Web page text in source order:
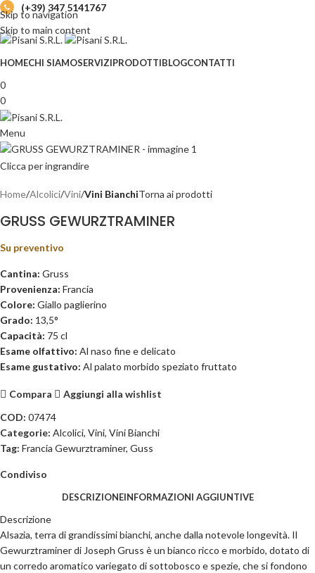
Skip to navigation
Skip to main content
(+39) 347 5141767
HOMECHI SIAMOSERVIZIPRODOTTIBLOGCONTATTI
0
0
Menu
Clicca per ingrandire
Home Alcolici Vini Vini BianchiTorna ai prodotti
GRUSS GEWURZTRAMINER
Su preventivo
Cantina: Gruss
Provenienza: Francia
Colore: Giallo paglierino
Grado: 13,5°
Capacità: 75 cl
Esame olfattivo: Al naso fine e delicato
Esame gustativo: Al palato morbido speziato fruttato
Compara
Aggiungi alla wishlist
COD: 07474
Categorie: Alcolici, Vini, Vini Bianchi
Tag: Francia Gewurztraminer, Guss
Condiviso
DESCRIZIONEINFORMAZIONI AGGIUNTIVE
Descrizione
Alsazia, terra di grandissimi bianchi, anche dalla notevole longevità. Il
Gewurztraminer di Joseph Gruss è un bianco ricco e morbido, dotato di
un corredo aromatico variegato di sottobosco e spezie, che si fondono